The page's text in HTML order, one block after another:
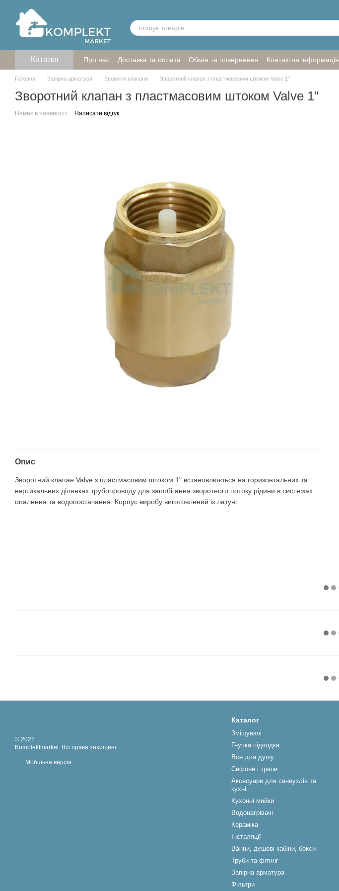
Перейти до основного контенту
Каталог Про нас Доставка та оплата Обмін та повернення Контактна інформація
Головна Запірна арматура Зворотні клапани Зворотний клапан з пластмасовим штоком Valve 1"
Зворотний клапан з пластмасовим штоком Valve 1"
Немає в наявності Написати відгук
Опис
Зворотний клапан Valve з пластмасовим штоком 1" встановлюється на горизонтальних та
вертикальних ділянках трубопроводу для запобігання зворотного потоку рідини в системах
опалення та водопостачання. Корпус виробу виготовлений із латуні.
© 2022
Komplektmarket. Всі права захищені.
Мобільна версія
Каталог
Змішувачі
Гнучка підводка
Все для душу
Сифони і трапи
Аксесуари для санвузлів та
кухні
Кухонні мийки
Водонагрівачі
Кераміка
Інсталяції
Ванни, душові кабіни, бокси
Труби та фітинг
Запірна арматура
Фільтри